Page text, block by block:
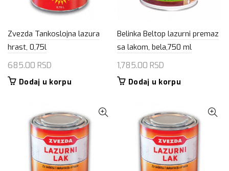
Zvezda Tankoslojna lazura
hrast, 0,75l
685.00 RSD
Dodaj u korpu
Belinka Beltop lazurni premaz
sa lakom, bela,750 ml
1,785.00 RSD
Dodaj u korpu